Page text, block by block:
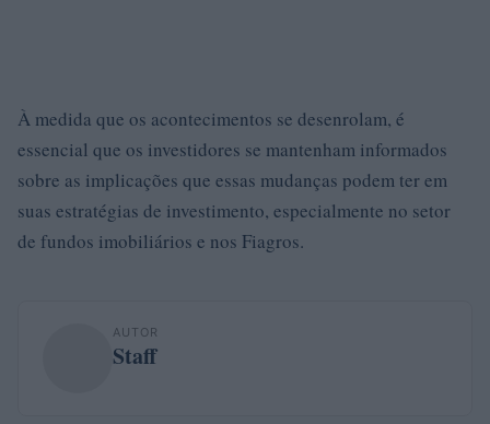
À medida que os acontecimentos se desenrolam, é
essencial que os investidores se mantenham informados
sobre as implicações que essas mudanças podem ter em
suas estratégias de investimento, especialmente no setor
de fundos imobiliários e nos Fiagros.
AUTOR
Staff